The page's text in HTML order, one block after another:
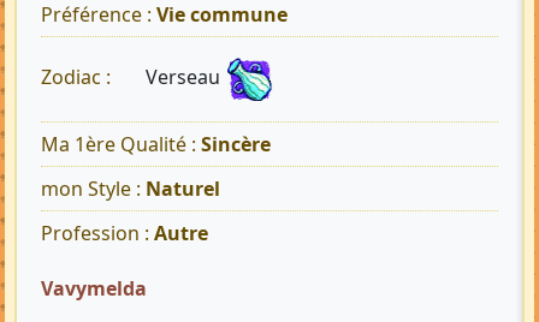
Préférence : Vie commune
Zodiac : Verseau
Ma 1ère Qualité : Sincère
mon Style : Naturel
Profession : Autre
Vavymelda